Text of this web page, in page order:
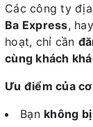
Các công ty
Ba Express, hay
hoạt, chỉ cần
cùng khách
Ưu điểm của
Bạn không